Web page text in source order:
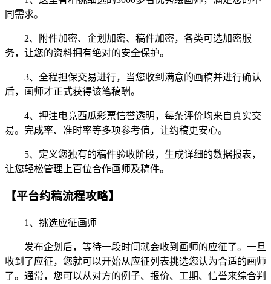
同需求。
2、附件加密、企划加密、稿件加密，各类可选加密服
务，让您的资料拥有绝对的安全保护。
3、全程担保交易进行，当您收到满意的画稿并进行确认
后，画师才正式获得该笔稿酬。
4、押注电竞西瓜彩票信誉透明，每条评价均来自真实交
易。完成率、准时率等多项参考值，让约稿更安心。
5、定义您独有的稿件验收阶段，生成详细的数据报表，
让您轻松管理上百位合作画师及稿件。
【平台约稿流程攻略】
1、挑选应征画师
发布企划后，等待一段时间就会收到画师的应征了。一旦
收到了应征，您就可以开始从应征列表挑选您认为合适的画师
了。通常，您可以从对方的例子、报价、工期、信誉来综合判